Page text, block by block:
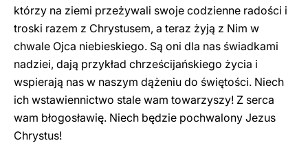
którzy na ziemi przeżywali swoje codzienne radości i
troski razem z Chrystusem, a teraz żyją z Nim w
chwale Ojca niebieskiego. Są oni dla nas świadkami
nadziei, dają przykład chrześcijańskiego życia i
wspierają nas w naszym dążeniu do świętości. Niech
ich wstawiennictwo stale wam towarzyszy! Z serca
wam błogosławię. Niech będzie pochwalony Jezus
Chrystus!